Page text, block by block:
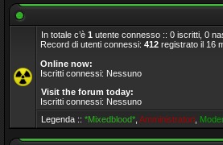
In totale c’è 1 utente connesso :: 0 iscritti, 0
Record di utenti connessi: 412 registrato il 16
Online now:
Iscritti connessi: Nessuno
Visit the forum today:
Iscritti connessi: Nessuno
Legenda :: *Mixedblood* Amministratori